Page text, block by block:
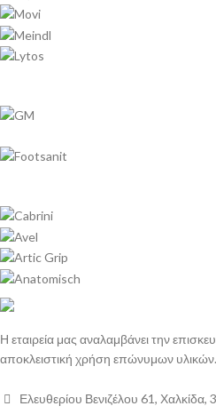
Η εταιρεία μας αναλαμβάνει την
αποκλειστική χρήση επώνυμων
Ελευθερίου Βενιζέλου 61, Χαλκίδα,